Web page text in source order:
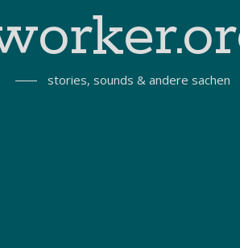
stories, sounds & andere sachen